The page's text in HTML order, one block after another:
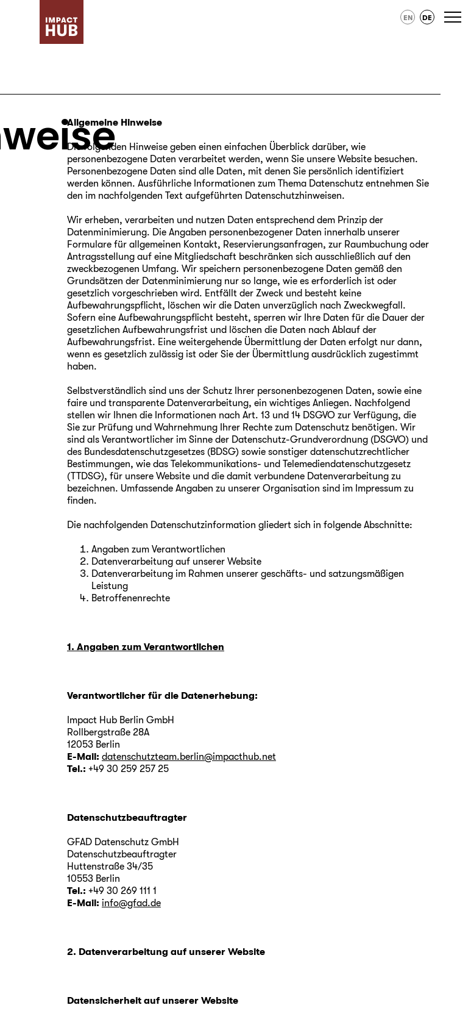
EN DE
Allgemeine Hinweise
Die folgenden Hinweise geben einen einfachen Überblick darüber, wie
personenbezogene Daten verarbeitet werden, wenn Sie unsere Website besuchen.
Personenbezogene Daten sind alle Daten, mit denen Sie persönlich identifiziert
werden können. Ausführliche Informationen zum Thema Datenschutz entnehmen Sie
den im nachfolgenden Text aufgeführten Datenschutzhinweisen.
Wir erheben, verarbeiten und nutzen Daten entsprechend dem Prinzip der
Datenminimierung. Die Angaben personenbezogener Daten innerhalb unserer
Formulare für allgemeinen Kontakt, Reservierungsanfragen, zur Raumbuchung oder
Antragsstellung auf eine Mitgliedschaft beschränken sich ausschließlich auf den
zweckbezogenen Umfang. Wir speichern personenbezogene Daten gemäß den
Grundsätzen der Datenminimierung nur so lange, wie es erforderlich ist oder
gesetzlich vorgeschrieben wird. Entfällt der Zweck und besteht keine
Aufbewahrungspflicht, löschen wir die Daten unverzüglich nach Zweckwegfall.
Sofern eine Aufbewahrungspflicht besteht, sperren wir Ihre Daten für die Dauer der
gesetzlichen Aufbewahrungsfrist und löschen die Daten nach Ablauf der
Aufbewahrungsfrist. Eine weitergehende Übermittlung der Daten erfolgt nur dann,
wenn es gesetzlich zulässig ist oder Sie der Übermittlung ausdrücklich zugestimmt
haben.
Selbstverständlich sind uns der Schutz Ihrer personenbezogenen Daten, sowie eine
faire und transparente Datenverarbeitung, ein wichtiges Anliegen. Nachfolgend
stellen wir Ihnen die Informationen nach Art. 13 und 14 DSGVO zur Verfügung, die
Sie zur Prüfung und Wahrnehmung Ihrer Rechte zum Datenschutz benötigen. Wir
sind als Verantwortlicher im Sinne der Datenschutz-Grundverordnung (DSGVO) und
des Bundesdatenschutzgesetzes (BDSG) sowie sonstiger datenschutzrechtlicher
Bestimmungen, wie das Telekommunikations- und Telemediendatenschutzgesetz
(TTDSG), für unsere Website und die damit verbundene Datenverarbeitung zu
bezeichnen. Umfassende Angaben zu unserer Organisation sind im Impressum zu
finden.
Die nachfolgenden Datenschutzinformation gliedert sich in folgende Abschnitte:
Angaben zum Verantwortlichen
Datenverarbeitung auf unserer Website
Datenverarbeitung im Rahmen unserer geschäfts- und satzungsmäßigen
Leistung
Betroffenenrechte
1. Angaben zum Verantwortlichen
Verantwortlicher für die Datenerhebung:
Impact Hub Berlin GmbH
Rollbergstraße 28A
12053 Berlin
E-Mail: datenschutzteam.berlin@impacthub.net
Tel.: +49 30 259 257 25
Datenschutzbeauftragter
GFAD Datenschutz GmbH
Datenschutzbeauftragter
Huttenstraße 34/35
10553 Berlin
Tel.: +49 30 269 111 1
E-Mail: info@gfad.de
2. Datenverarbeitung auf unserer Website
Datensicherheit auf unserer Website